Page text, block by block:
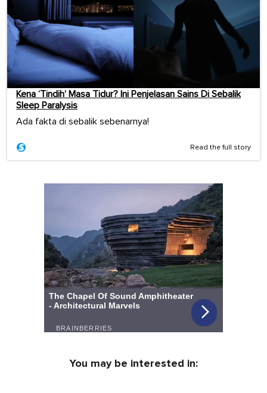
Kena ‘Tindih’ Masa Tidur? Ini Penjelasan Sains Di Sebalik
Sleep Paralysis
Ada fakta di sebalik sebenarnya!
Read the full story
You may be interested in: